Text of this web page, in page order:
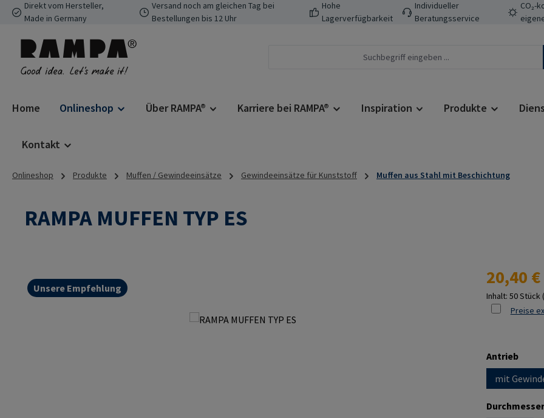
Hauptinhalt springen
Zur Suche springen
Zur Hauptnavigation springen
Direkt vom Hersteller,
Made in Germany
Versand noch am gleichen Tag bei
Bestellungen bis 12 Uhr
Hohe
Lagerverfügbarkeit
Individueller
Beratungsservice
CO₂-
Home Onlineshop Über RAMPA® Karriere bei RAMPA® Inspiration Produkte
Kontakt
Onlineshop Produkte Muffen / Gewindeeinsätze Gewindeeinsätze für Kunststoff Muffen aus Stahl mit Beschichtung
RAMPA MUFFEN TYP ES
Unsere Empfehlung
Regulärer
20,40 €
Inhalt: 50 Stück
Preise
Antrieb
mit